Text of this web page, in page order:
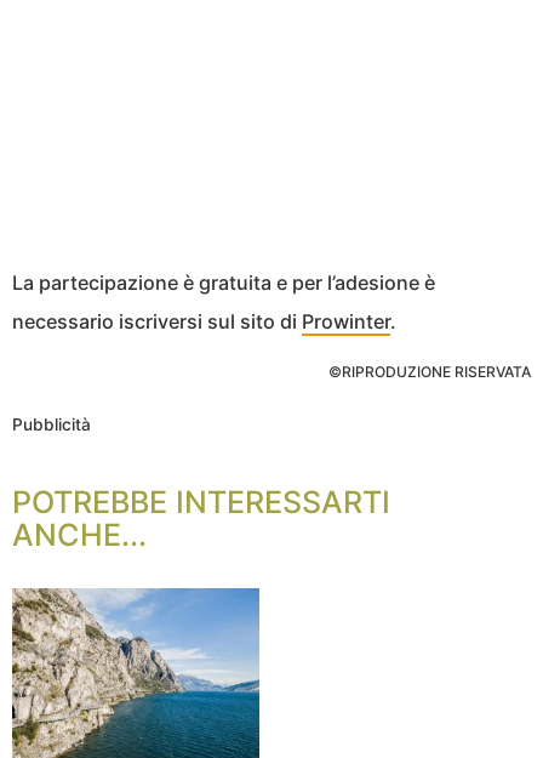
La partecipazione è gratuita e per l’adesione è
necessario iscriversi sul sito di Prowinter.
©RIPRODUZIONE RISERVATA
Pubblicità
POTREBBE INTERESSARTI
ANCHE...